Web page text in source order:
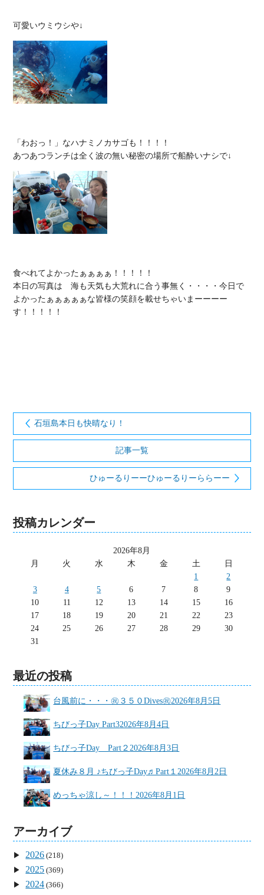
「わおっ！」なハナミノカサゴも！！！！
食べれてよかったぁぁぁぁ！！！！！
本日の写真は　海も天気も大荒れに合う事無く・・・・今日で
よかったぁぁぁぁぁな皆様の笑顔を載せちゃいまーーーー
す！！！！！
石垣島本日も快晴なり！
記事一覧
ひゅーるりーーひゅーるりーららーー
投稿カレンダー
2026年8月
月
火 水 木 金 土
日
1
2
3
4 5 6 7 8
9
10
11 12 13 14 15
16
17
18 19 20 21 22
23
24
25 26 27 28 29
30
31
最近の投稿
台風前に・・・㊗３５０Dives㊗2026年8月5日
ちびっ子Day Part32026年8月4日
ちびっ子Day Part２ 2026年8月3日
夏休み８月 ♪ちびっ子Day♬Part１ 2026年8月2日
めっちゃ涼し～！！！ 2026年8月1日
アーカイブ
2026 (218)
2025 (369)
2024 (366)